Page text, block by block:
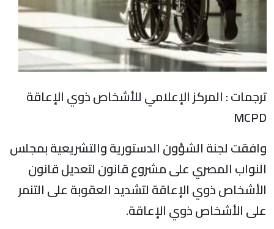
ترجمات : المركز الإعلامي للأشخاص ذوي الإعاقة
MCPD
وافقت لجنة الشؤون الدستورية والتشريعية بمجلس
النواب المصري على مشروع قانون لتعديل قانون
الأشخاص ذوي الإعاقة لتشديد العقوبة على التنمر
على الأشخاص ذوي الإعاقة.